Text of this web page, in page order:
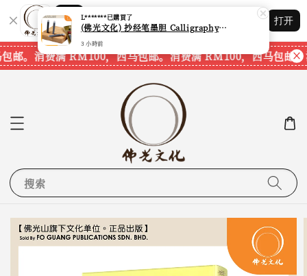
Shopping: 追踪您的订单
您信赖的商店
打开
邮。消费满 RM100，西马包邮。消费满 RM100，西马包邮。
搜索